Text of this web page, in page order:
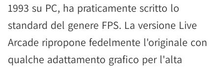
1993 su PC, ha praticamente scritto lo
standard del genere FPS. La versione Live
Arcade ripropone fedelmente l'originale con
qualche adattamento grafico per l'alta